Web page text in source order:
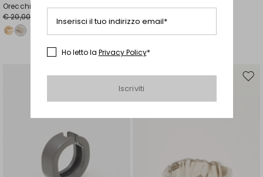
Orecchini ondulati
€ 20,00
€ 15,00
Orecchini in metallo
€ 20,00 € 15,00
nella
wishlist
Inserisci il tuo indirizzo email*
Ho letto la Privacy Policy*
Iscriviti